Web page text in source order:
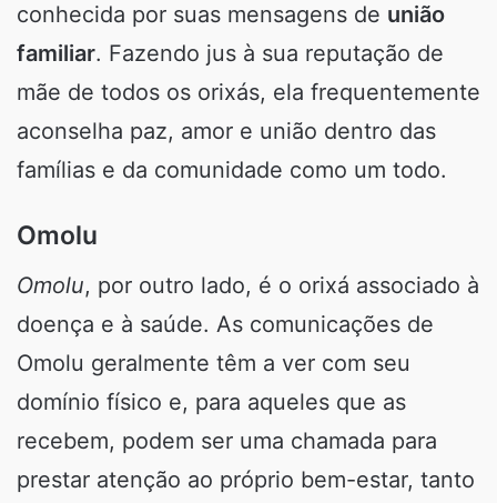
conhecida por suas mensagens de união
familiar. Fazendo jus à sua reputação de
mãe de todos os orixás, ela frequentemente
aconselha paz, amor e união dentro das
famílias e da comunidade como um todo.
Omolu
Omolu, por outro lado, é o orixá associado à
doença e à saúde. As comunicações de
Omolu geralmente têm a ver com seu
domínio físico e, para aqueles que as
recebem, podem ser uma chamada para
prestar atenção ao próprio bem-estar, tanto